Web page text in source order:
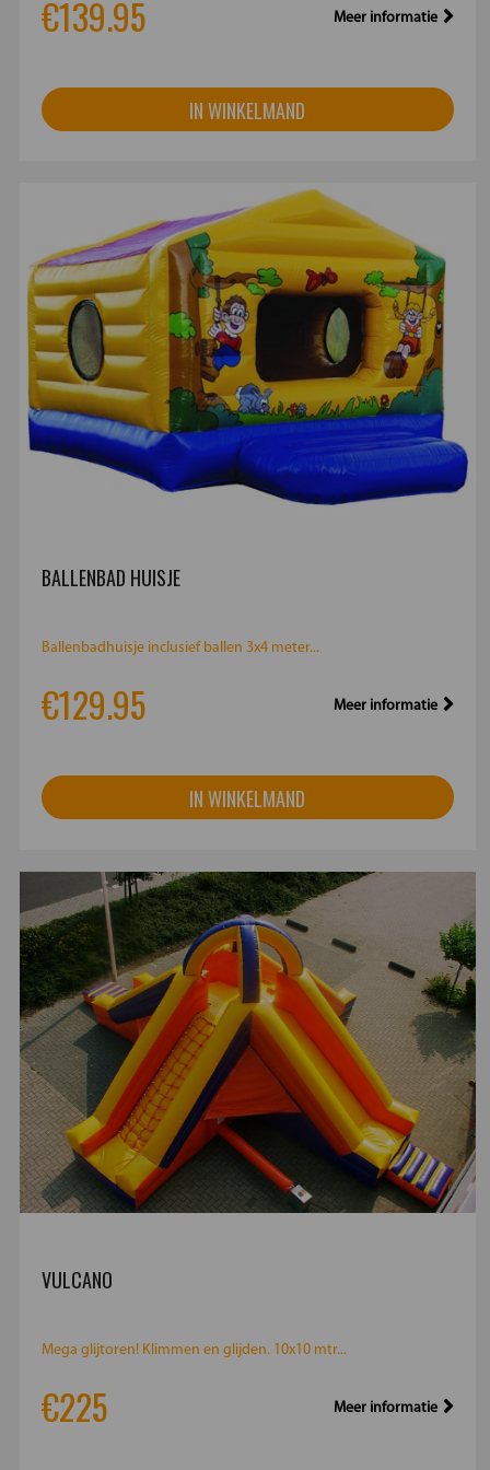
€139.95 Meer informatie
IN WINKELMAND
BALLENBAD HUISJE
Ballenbadhuisje inclusief ballen 3x4 meter...
€129.95 Meer informatie
IN WINKELMAND
VULCANO
Mega glijtoren! Klimmen en glijden. 10x10 mtr...
€225 Meer informatie